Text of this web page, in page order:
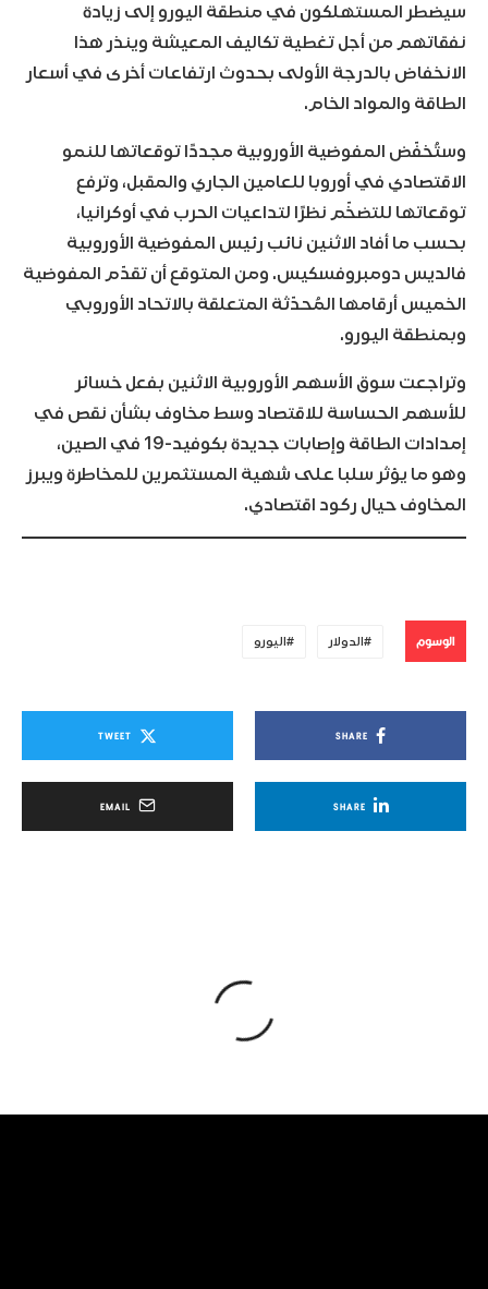
سيضطر المستهلكون في منطقة اليورو إلى زيادة
نفقاتهم من أجل تغطية تكاليف المعيشة وينذر هذا
الانخفاض بالدرجة الأولى بحدوث ارتفاعات أخرى في أسعار
الطاقة والمواد الخام.
وستُخفّض المفوضية الأوروبية مجددًا توقعاتها للنمو
الاقتصادي في أوروبا للعامين الجاري والمقبل، وترفع
توقعاتها للتضخّم نظرًا لتداعيات الحرب في أوكرانيا،
بحسب ما أفاد الاثنين نائب رئيس المفوضية الأوروبية
فالديس دومبروفسكيس. ومن المتوقع أن تقدّم المفوضية
الخميس أرقامها المُحدّثة المتعلقة بالاتحاد الأوروبي
وبمنطقة اليورو.
وتراجعت سوق الأسهم الأوروبية الاثنين بفعل خسائر
للأسهم الحساسة للاقتصاد وسط مخاوف بشأن نقص في
إمدادات الطاقة وإصابات جديدة بكوفيد-19 في الصين،
وهو ما يؤثر سلبا على شهية المستثمرين للمخاطرة ويبرز
المخاوف حيال ركود اقتصادي.
الوسوم الدولار اليورو
SHARE
TWEET
SHARE
EMAIL